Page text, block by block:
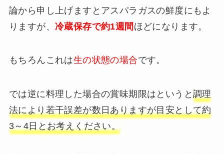
論から申し上げますとアスパラガスの鮮度にもよ
りますが、 冷蔵保存で約1週間 ほどになります。
もちろんこれは生の状態の場合です。
では逆に料理した場合の賞味期限はというと 調理
法により若干誤差が数日ありますが目安として約
3～4日とお考えください。